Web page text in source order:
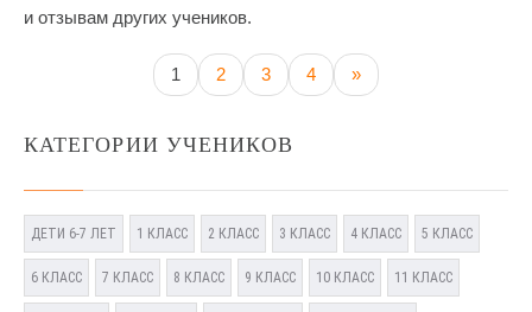
и отзывам других учеников.
1 2 3 4 »
КАТЕГОРИИ УЧЕНИКОВ
ДЕТИ 6-7 ЛЕТ 1 КЛАСС 2 КЛАСС 3 КЛАСС 4 КЛАСС 5 КЛАСС
6 КЛАСС 7 КЛАСС 8 КЛАСС 9 КЛАСС 10 КЛАСС 11 КЛАСС